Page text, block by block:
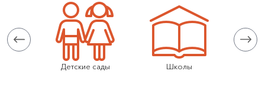
Детские сады Школы